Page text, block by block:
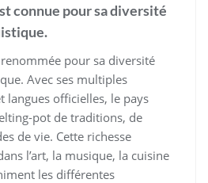
connue pour sa diversité
renommée pour sa diversité
Avec ses multiples
langues officielles, le pays
pot de traditions, de
de vie. Cette richesse
l’art, la musique, la cuisine
les différentes